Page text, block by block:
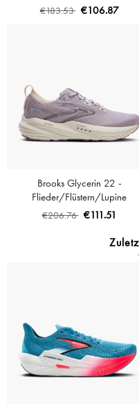
€183.53 €106.87
Brooks Glycerin 22 -
Flieder/Flüstern/Lupine
€206.76 €111.51